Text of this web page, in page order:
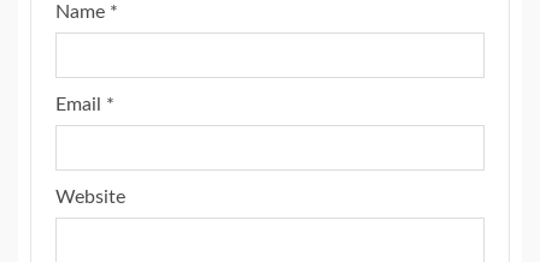
Name *
Email *
Website